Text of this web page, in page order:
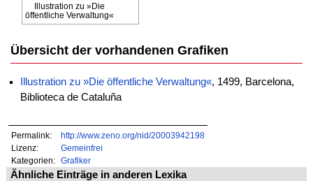
Illustration zu »Die
öffentliche Verwaltung«
Übersicht der vorhandenen Grafiken
Illustration zu »Die öffentliche Verwaltung«, 1499, Barcelona,
Biblioteca de Cataluña
Permalink:
http://www.zeno.org/nid/20003942198
Lizenz:
Gemeinfrei
Kategorien:
Grafiker
Ähnliche Einträge in anderen Lexika